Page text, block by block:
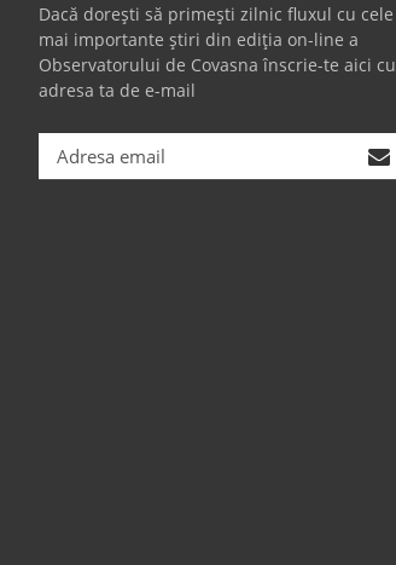
Dacă dorești să primești zilnic fluxul cu cele
mai importante știri din ediția on-line a
Observatorului de Covasna înscrie-te aici cu
adresa ta de e-mail